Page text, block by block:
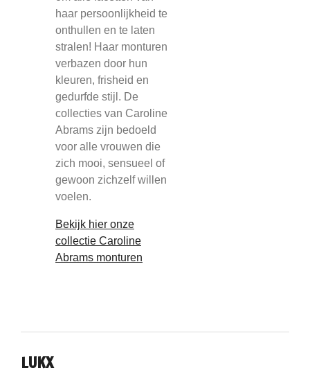
haar persoonlijkheid te
onthullen en te laten
stralen! Haar monturen
verbazen door hun
kleuren, frisheid en
gedurfde stijl. De
collecties van Caroline
Abrams zijn bedoeld
voor alle vrouwen die
zich mooi, sensueel of
gewoon zichzelf willen
voelen.
Bekijk hier onze
collectie Caroline
Abrams monturen
LUKX